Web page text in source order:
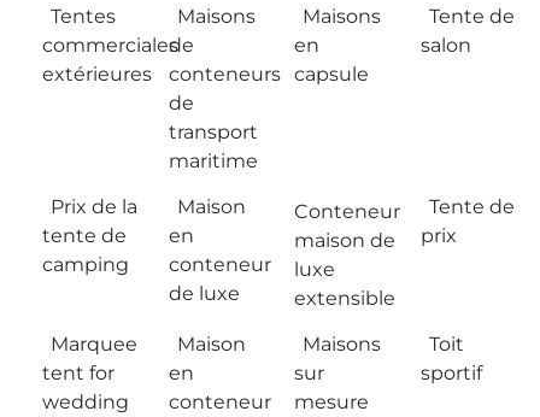
Tentes
commerciales
extérieures
Maisons
de
conteneurs
de
transport
maritime
Maisons
en
capsule
Tente de
salon
Prix de la
tente de
camping
Maison
en
conteneur
de luxe
Conteneur
maison de
luxe
extensible
Tente de
prix
Marquee
tent for
wedding
Maison
en
conteneur
Maisons
sur
mesure
Toit
sportif